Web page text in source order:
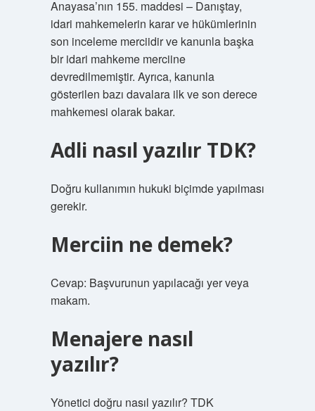
Anayasa’nın 155. maddesi – Danıştay,
idari mahkemelerin karar ve hükümlerinin
son inceleme merciidir ve kanunla başka
bir idari mahkeme merciine
devredilmemiştir. Ayrıca, kanunla
gösterilen bazı davalara ilk ve son derece
mahkemesi olarak bakar.
Adli nasıl yazılır TDK?
Doğru kullanımın hukuki biçimde yapılması
gerekir.
Merciin ne demek?
Cevap: Başvurunun yapılacağı yer veya
makam.
Menajere nasıl
yazılır?
Yönetici doğru nasıl yazılır? TDK